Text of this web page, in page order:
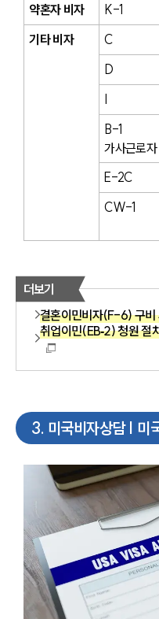
약혼자 비자
K-1
기타 비자
C
D
I
B-1
가사근로자
E-2C
CW-1
더보기
결혼이민비자(F-6) 구비
취업이민(EB‑2) 청원 절
3. 미국비자상담 | 미